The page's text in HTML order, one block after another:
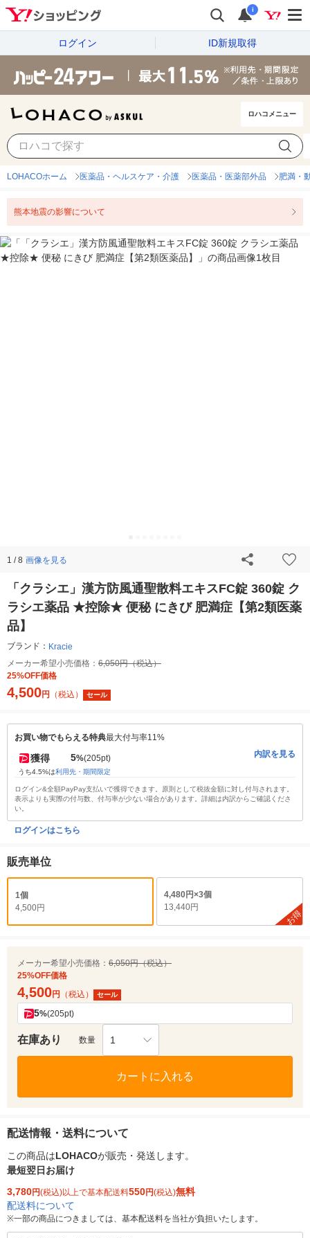
i
ログイン ID新規取得
ロハコメニュー
LOHACOホーム 医薬品・ヘルスケア・介護 医薬品・医薬部外品 肥満・
熊本地震の影響について
1 / 8 画像を見る
「クラシエ」漢方防風通聖散料エキスFC錠 360錠 ク
ラシエ薬品 ★控除★ 便秘 にきび 肥満症【第2類医薬
品】
ブランド： Kracie
メーカー希望小売価格： 6,050円（税込）
25%OFF価格
4,500円 （税込） セール
お買い物でもらえる特典最大付与率11%
獲得 5%(205pt)
うち4.5%は利用先・期間限定
内訳を見る
ログイン&全額PayPay支払いで獲得できます。原則として税抜金額に対し付与されます。
表示よりも実際の付与数、付与率が少ない場合があります。詳細は内訳からご確認くださ
い。
ログインはこちら
販売単位
1個
4,500円
4,480円×3個
13,440円
お得
メーカー希望小売価格： 6,050円（税込）
25%OFF価格
4,500円 （税込） セール
5%(205pt)
在庫あり 数量 1
カートに入れる
配送情報・送料について
この商品はLOHACOが販売・発送します。
最短翌日お届け
3,780円(税込)以上で基本配送料550円(税込)無料
配送料について
※一部の商品につきましては、基本配送料を当社が負担いたします。